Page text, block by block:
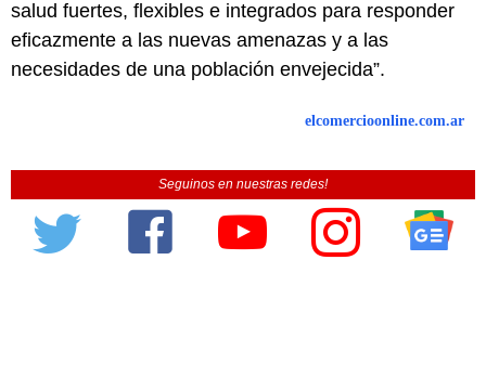
salud fuertes, flexibles e integrados para responder
eficazmente a las nuevas amenazas y a las
necesidades de una población envejecida”.
elcomercioonline.com.ar
Seguinos en nuestras redes!